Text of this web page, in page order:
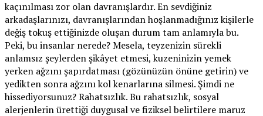
kaçınılması zor olan davranışlardır. En sevdiğiniz
arkadaşlarınızı, davranışlarından hoşlanmadığınız kişilerle
değiş tokuş ettiğinizde oluşan durum tam anlamıyla bu.
Peki, bu insanlar nerede? Mesela, teyzenizin sürekli
anlamsız şeylerden şikâyet etmesi, kuzeninizin yemek
yerken ağzını şapırdatması (gözünüzün önüne getirin) ve
yedikten sonra ağzını kol kenarlarına silmesi. Şimdi ne
hissediyorsunuz? Rahatsızlık. Bu rahatsızlık, sosyal
alerjenlerin ürettiği duygusal ve fiziksel belirtilere maruz